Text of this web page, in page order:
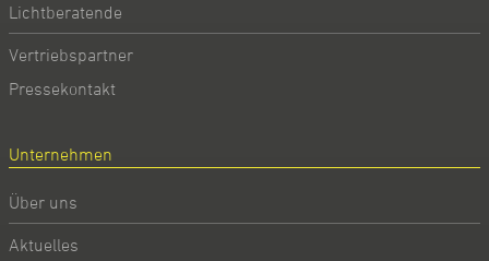
Lichtberatende
Vertriebspartner
Pressekontakt
Unternehmen
Über uns
Aktuelles